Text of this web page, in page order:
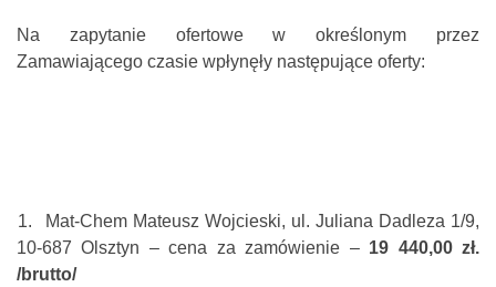
Na zapytanie ofertowe w określonym przez
Zamawiającego czasie wpłynęły następujące oferty:
Mat-Chem Mateusz Wojcieski, ul. Juliana Dadleza 1/9,
10-687 Olsztyn – cena za zamówienie – 19 440,00 zł.
/brutto/